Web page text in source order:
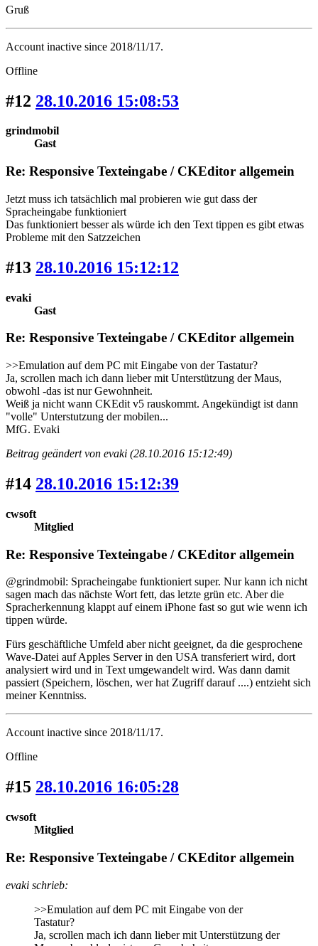
Gruß
Account inactive since 2018/11/17.
Offline
#12 28.10.2016 15:08:53
grindmobil
Gast
Re: Responsive Texteingabe / CKEditor allgemein
Jetzt muss ich tatsächlich mal probieren wie gut dass der
Spracheingabe funktioniert
Das funktioniert besser als würde ich den Text tippen es gibt etwas
Probleme mit den Satzzeichen
#13 28.10.2016 15:12:12
evaki
Gast
Re: Responsive Texteingabe / CKEditor allgemein
>>Emulation auf dem PC mit Eingabe von der Tastatur?
Ja, scrollen mach ich dann lieber mit Unterstützung der Maus,
obwohl -das ist nur Gewohnheit.
Weiß ja nicht wann CKEdit v5 rauskommt. Angekündigt ist dann
"volle" Unterstutzung der mobilen...
MfG. Evaki
Beitrag geändert von evaki (28.10.2016 15:12:49)
#14 28.10.2016 15:12:39
cwsoft
Mitglied
Re: Responsive Texteingabe / CKEditor allgemein
@grindmobil: Spracheingabe funktioniert super. Nur kann ich nicht
sagen mach das nächste Wort fett, das letzte grün etc. Aber die
Spracherkennung klappt auf einem iPhone fast so gut wie wenn ich
tippen würde.
Fürs geschäftliche Umfeld aber nicht geeignet, da die gesprochene
Wave-Datei auf Apples Server in den USA transferiert wird, dort
analysiert wird und in Text umgewandelt wird. Was dann damit
passiert (Speichern, löschen, wer hat Zugriff darauf ....) entzieht sich
meiner Kenntniss.
Account inactive since 2018/11/17.
Offline
#15 28.10.2016 16:05:28
cwsoft
Mitglied
Re: Responsive Texteingabe / CKEditor allgemein
evaki schrieb:
>>Emulation auf dem PC mit Eingabe von der
Tastatur?
Ja, scrollen mach ich dann lieber mit Unterstützung der